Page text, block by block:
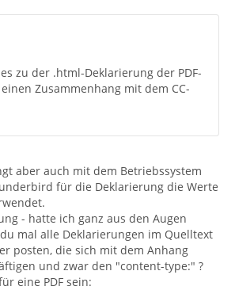
zu der .html-Deklarierung der PDF-
Zusammenhang mit dem CC-
aber auch mit dem Betriebssystem
für die Deklarierung die Werte
- hatte ich ganz aus den Augen
mal alle Deklarierungen im Quelltext
posten, die sich mit dem Anhang
und zwar den "content-type:" ?
eine PDF sein: